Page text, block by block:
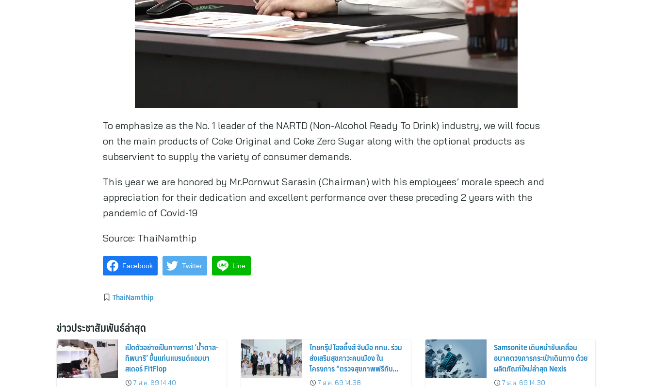
To emphasize as the No. 1 leader of the NARTD (Non-Alcohol Ready To Drink) industry, we will focus
on the main products of Coke Original and Coke Zero Sugar along with the optional products as
subservient to supply the variety of consumer demands.
This year we are honored by Mr.Pornwut Sarasin (Chairman) with his employees’ morale speech and
appreciation for their dedication and excellent performance over these preceding 2 years with the
pandemic of Covid-19
Source: ThaiNamthip
Facebook Twitter Line
ThaiNamthip
ข่าวประชาสัมพันธ์ล่าสุด
เปิดตัวอย่างเป็นทางการ! ‘น้ำตาล-
ทิพนารี’ ขึ้นแท่นแบรนด์แอมบา
สเดอร์ FitFlop
7 ส.ค. 69 14:40
ไทยกรุ๊ป โฮลดิ้งส์ จับมือ กทม. ร่วม
ส่งเสริมสุขภาวะคนเมือง ใน
โครงการ “ตรวจสุขภาพฟรีกับ
กทม.”7 ส.ค. 69 14:38
Samsonite เดินหน้าขับเคลื่อน
อนาคตวงการกระเป๋าเดินทาง ด้วย
ผลิตภัณฑ์ใหม่ล่าสุด Nexis
7 ส.ค. 69 14:30